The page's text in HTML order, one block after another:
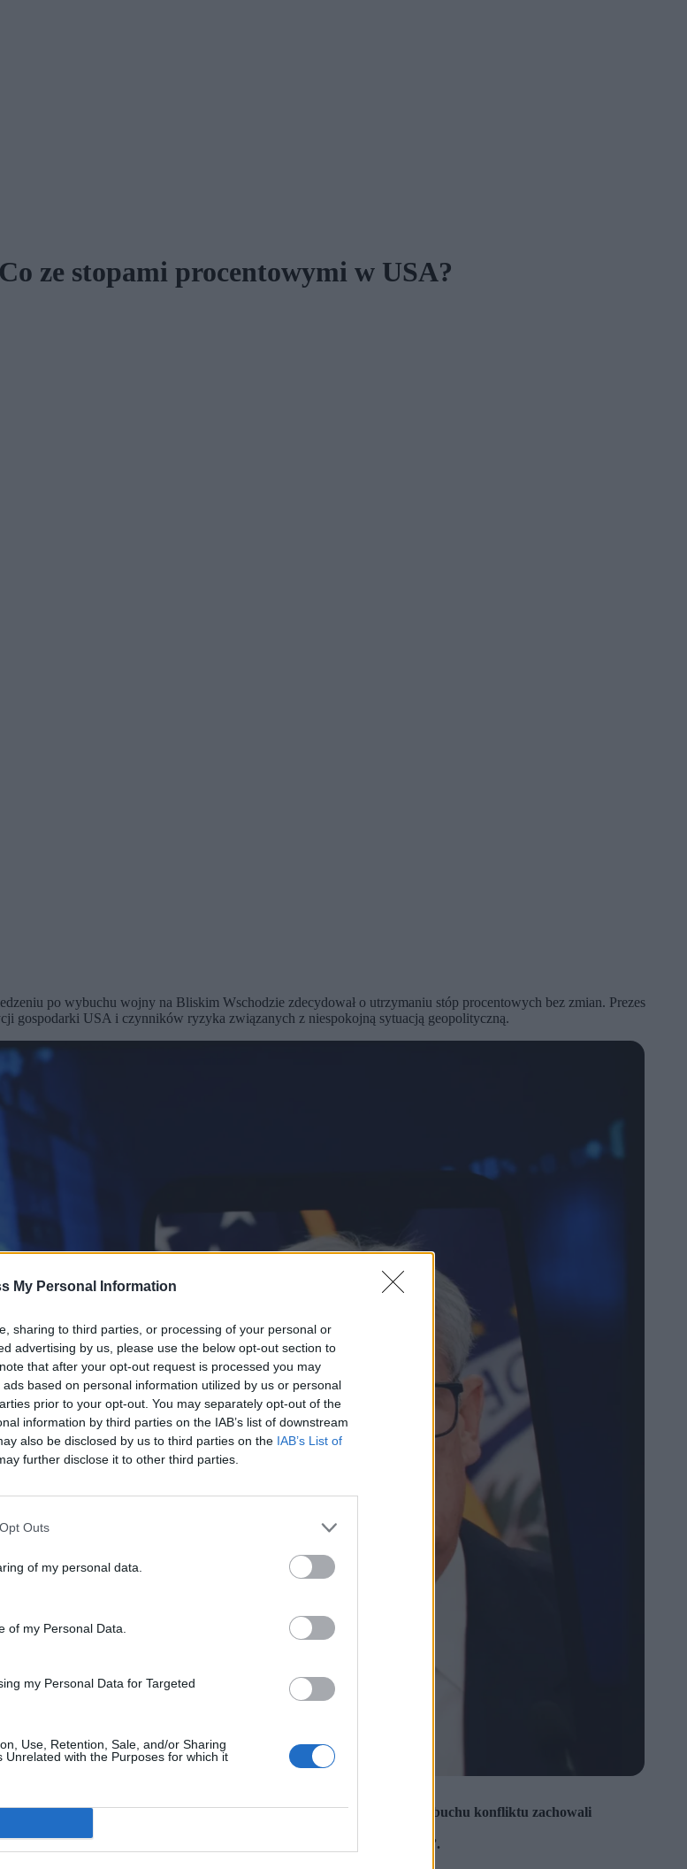
My Personal Information
sharing to third parties, or processing of your personal or
advertising by us, please use the below opt-out section to
that after your opt-out request is processed you may
based on personal information utilized by us or personal
prior to your opt-out. You may separately opt-out of the
information by third parties on the IAB’s list of downstream
also be disclosed by us to third parties on the IAB’s List of
further disclose it to other third parties.
Outs
of my personal data.
of my Personal Data.
my Personal Data for Targeted
Use, Retention, Sale, and/or Sharing
Unrelated with the Purposes for which it
ze stopami procentowymi w USA?
po wybuchu wojny na Bliskim Wschodzie zdecydował o utrzymaniu stóp procentowych bez zmian. Prezes
gospodarki USA i czynników ryzyka związanych z niespokojną sytuacją geopolityczną.
wojną na Bliskim Wschodzie (fot. miss.cabul / Shutterstock)
z wojną na Bliskim Wschodzie. Na pierwszym posiedzeniu po wybuchu konfliktu zachowali
odbije się na gospodarce. Przyznał, że Fed jest „w trudnej sytuacji”.
USA może wykazać się pewną odpornością na kryzys energetyczny.